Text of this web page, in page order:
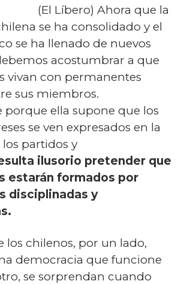
(El Líbero) Ahora que la
se ha consolidado y el
se ha llenado de nuevos
acostumbrar a que
vivan con permanentes
sus miembros.
porque ella supone que los
se ven expresados en la
partidos y
ilusorio pretender que
estarán formados por
disciplinadas y
los chilenos, por un lado,
democracia que funcione
se sorprendan cuando